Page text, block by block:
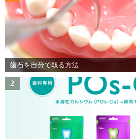
歯石を自分で取る方法
2